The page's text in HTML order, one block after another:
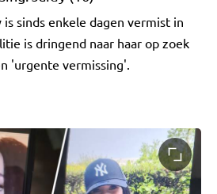
is sinds enkele dagen vermist in
is dringend naar haar op zoek
'urgente vermissing'.